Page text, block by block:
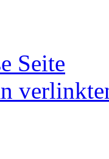
Seite